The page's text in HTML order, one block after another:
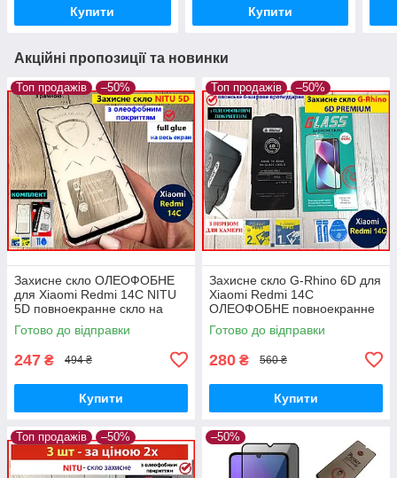
Купити Купити
Акційні пропозиції та новинки
Топ продажів –50%
Захисне скло ОЛЕОФОБНЕ
для Xiaomi Redmi 14C NITU
5D повноекранне скло на
телефон ксяомі редмі 14с
ПРОТИУДАРНЕ
Готово до відправки
247 ₴ 494 ₴
Купити
Топ продажів –50%
Захисне скло G-Rhino 6D для
Xiaomi Redmi 14C
ОЛЕОФОБНЕ повноекранне
на телефон сяомі редмі 14с
чорне ПРЕМІУМ
Готово до відправки
280 ₴ 560 ₴
Купити
Топ продажів –50% –50%